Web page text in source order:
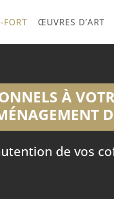
FORT ŒUVRES D’ART
À
de vos